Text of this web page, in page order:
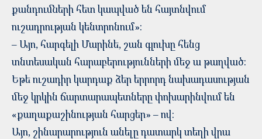
քանդումների հետ կապված են հայտնվում
ուշադրության կենտրոնում»:
– Այո, հարգելի Մարինե, շան գլուխը հենց
տնտեսական հարաբերությունների մեջ ա թաղված:
Եթե ուշադիր կարդաք ձեր երրորդ նախադասության
մեջ կրկին ճարտարապետները փոխարինվում են
«քաղաքաշինության հարցեր» – ով:
Այո, շինարարություն անելը դատարկ տեղի վրա